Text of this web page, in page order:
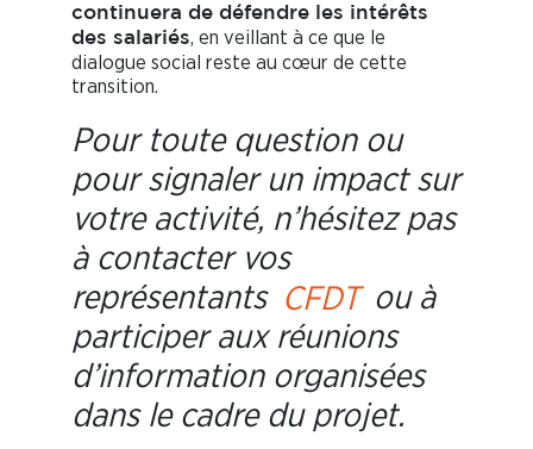
continuera de défendre les intérêts
des salariés, en veillant à ce que le
dialogue social reste au cœur de cette
transition.
Pour toute question ou
pour signaler un impact sur
votre activité, n’hésitez pas
à contacter vos
représentants CFDT ou à
participer aux réunions
d’information organisées
dans le cadre du projet.